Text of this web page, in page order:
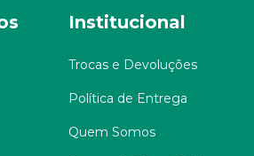
Institucional
Trocas e Devoluções
Política de Entrega
Quem Somos